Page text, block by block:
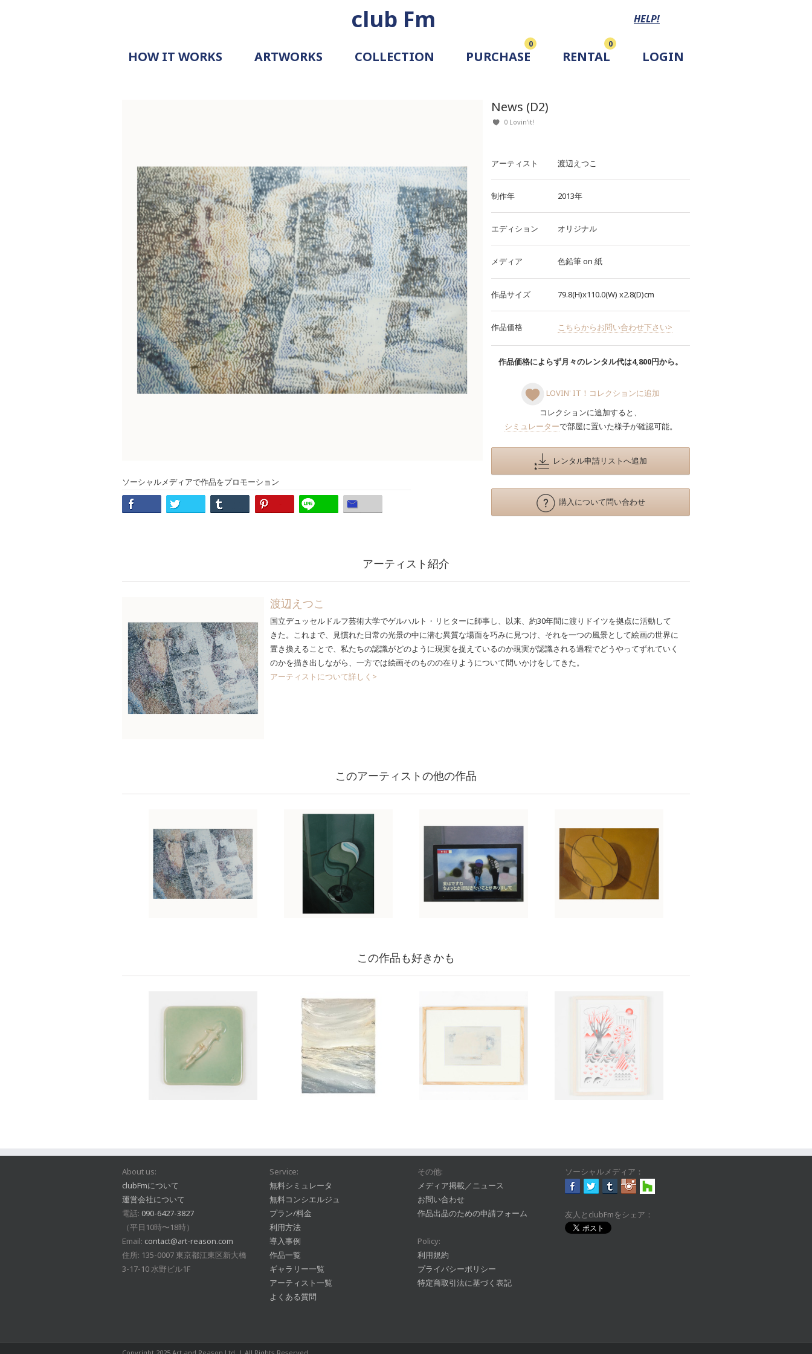
club Fm HELP!
HOW IT WORKS
DOCUMENT
REQUEST
ARTWORKS
COLLECTION
PURCHASE
0
RENTAL
0
LOGIN
ソーシャルメディアで作品をプロモーション
News (D2)
0 Lovin'it!
アーティスト 渡辺えつこ
制作年 2013年
エディション オリジナル
メディア 色鉛筆on 紙
作品サイズ 79.8(H)x110.0(W) x2.8(D)cm
作品価格 こちらからお問い合わせ下さい>
作品価格によらず月々のレンタル代は4,800円から。
LOVIN' IT！コレクションに追加
コレクションに追加すると、
シミュレーターで部屋に置いた様子が確認可能。
レンタル申請リストへ追加
購入について問い合わせ
アーティスト紹介
渡辺えつこ
国立デュッセルドルフ芸術大学でゲルハルト・リヒターに師事し、以来、約30年間に渡りドイツを拠点に活動して
きた。これまで、見慣れた日常の光景の中に潜む異質な場面を巧みに見つけ、それを一つの風景として絵画の世界に
置き換えることで、私たちの認識がどのように現実を捉えているのか現実が認識される過程でどうやってずれていく
のかを描き出しながら、一方では絵画そのものの在りようについて問いかけをしてきた。
アーティストについて詳しく>
このアーティストの他の作品
この作品も好きかも
About us:
clubFmについて
運営会社について
電話: 090-6427-3827
（平日10時〜18時）
Email: contact@art-reason.com
住所: 135-0007 東京都江東区新大橋
3-17-10 水野ビル1F
Service:
無料シミュレータ
無料コンシエルジュ
プラン/料金
利用方法
導入事例
作品一覧
ギャラリー一覧
アーティスト一覧
よくある質問
その他:
メディア掲載／ニュース
お問い合わせ
作品出品のための申請フォーム
Policy:
利用規約
プライバシーポリシー
特定商取引法に基づく表記
ソーシャルメディア：
友人とclubFmをシェア：